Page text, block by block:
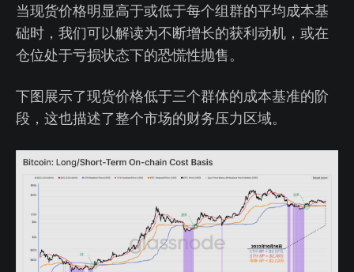
当现货价格明显高于或低于每个组群的平均成本基
础时，我们可以解读为不断增长的获利动机，或在
仓位处于亏损状态下的恐慌性抛售。
下图展示了现货价格低于三个群体的成本基准的阶
段，这也描述了整个市场的财务压力区域。